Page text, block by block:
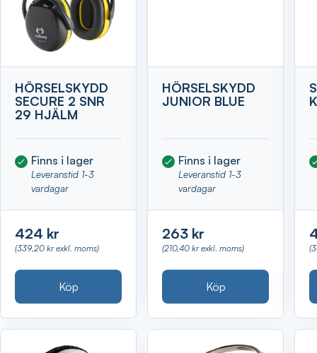
HÖRSELSKYDD
SECURE 2 SNR
29 HJÄLM
Finns i lager
Leveranstid 1-3
vardagar
424 kr
(339,20 kr exkl. moms)
Köp
HÖRSELSKYDD
JUNIOR BLUE
Finns i lager
Leveranstid 1-3
vardagar
263 kr
(210,40 kr exkl. moms)
Köp